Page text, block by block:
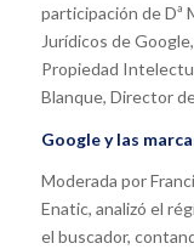
participación de Dª
Jurídicos de
Propiedad
Blanque, Director
Google y las
Moderada por
Enatic, analizó el
el buscador,